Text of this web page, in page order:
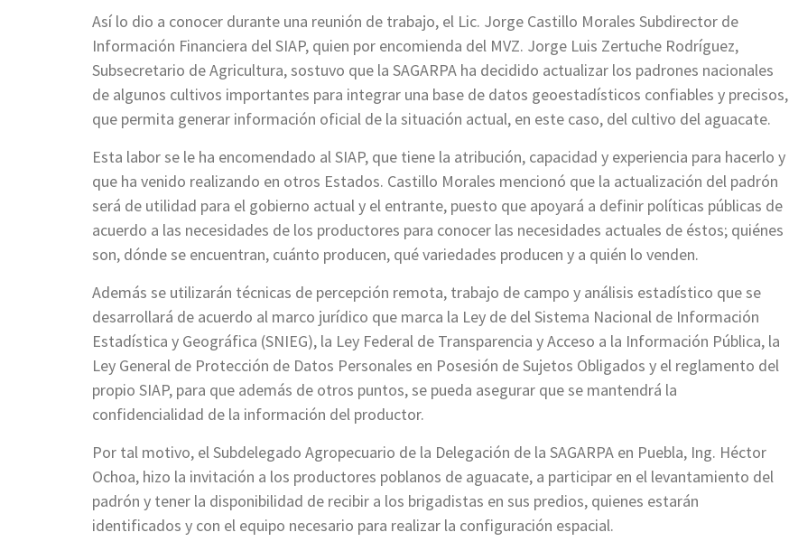
Así lo dio a conocer durante una reunión de trabajo, el Lic. Jorge Castillo Morales Subdirector de
Información Financiera del SIAP, quien por encomienda del MVZ. Jorge Luis Zertuche Rodríguez,
Subsecretario de Agricultura, sostuvo que la SAGARPA ha decidido actualizar los padrones nacionales
de algunos cultivos importantes para integrar una base de datos geoestadísticos confiables y precisos,
que permita generar información oficial de la situación actual, en este caso, del cultivo del aguacate.
Esta labor se le ha encomendado al SIAP, que tiene la atribución, capacidad y experiencia para hacerlo y
que ha venido realizando en otros Estados. Castillo Morales mencionó que la actualización del padrón
será de utilidad para el gobierno actual y el entrante, puesto que apoyará a definir políticas públicas de
acuerdo a las necesidades de los productores para conocer las necesidades actuales de éstos; quiénes
son, dónde se encuentran, cuánto producen, qué variedades producen y a quién lo venden.
Además se utilizarán técnicas de percepción remota, trabajo de campo y análisis estadístico que se
desarrollará de acuerdo al marco jurídico que marca la Ley de del Sistema Nacional de Información
Estadística y Geográfica (SNIEG), la Ley Federal de Transparencia y Acceso a la Información Pública, la
Ley General de Protección de Datos Personales en Posesión de Sujetos Obligados y el reglamento del
propio SIAP, para que además de otros puntos, se pueda asegurar que se mantendrá la
confidencialidad de la información del productor.
Por tal motivo, el Subdelegado Agropecuario de la Delegación de la SAGARPA en Puebla, Ing. Héctor
Ochoa, hizo la invitación a los productores poblanos de aguacate, a participar en el levantamiento del
padrón y tener la disponibilidad de recibir a los brigadistas en sus predios, quienes estarán
identificados y con el equipo necesario para realizar la configuración espacial.